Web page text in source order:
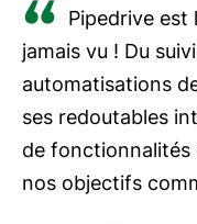
Pipedrive est
jamais vu ! Du
automatisations
ses redoutables
de fonctionnalités
nos objectifs